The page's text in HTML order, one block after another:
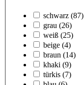
schwarz (87)
grau (26)
weiß (25)
beige (4)
braun (14)
khaki (9)
türkis (7)